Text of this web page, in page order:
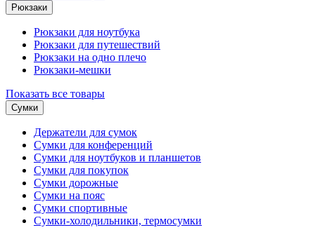
Рюкзаки
Рюкзаки для ноутбука
Рюкзаки для путешествий
Рюкзаки на одно плечо
Рюкзаки-мешки
Показать все товары
Сумки
Держатели для сумок
Сумки для конференций
Сумки для ноутбуков и планшетов
Сумки для покупок
Сумки дорожные
Сумки на пояс
Сумки спортивные
Сумки-холодильники, термосумки